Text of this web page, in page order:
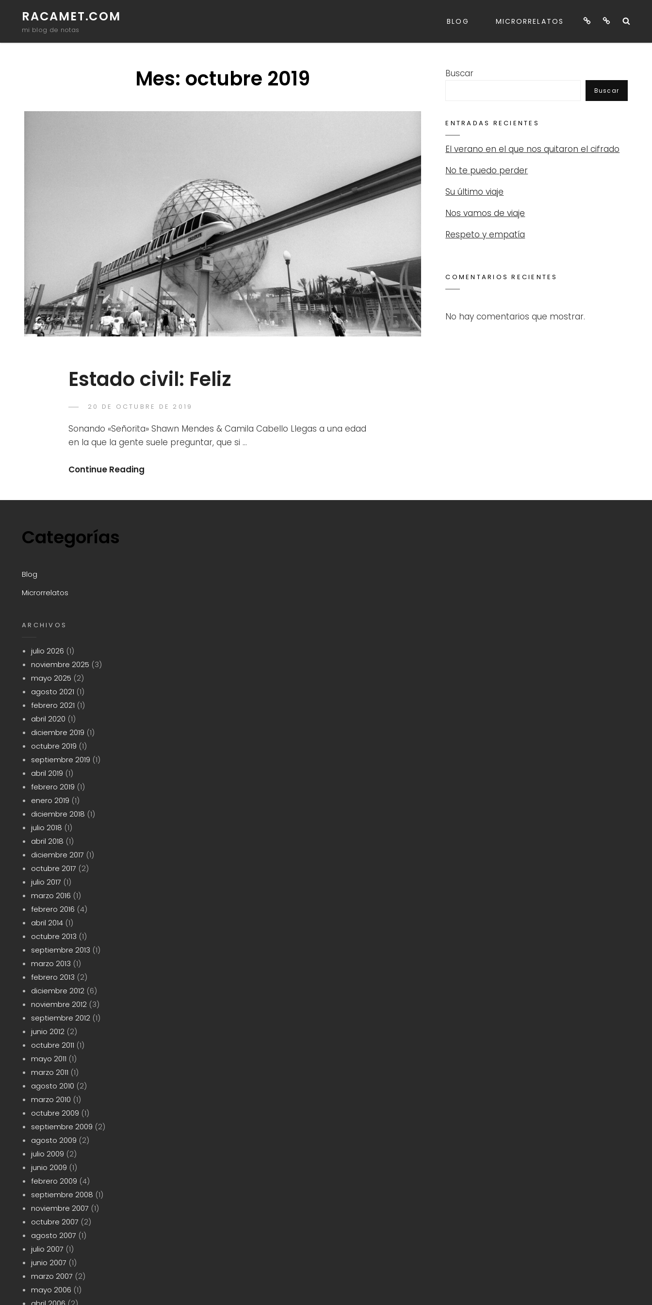
RACAMET.COM
mi blog de notas
BLOG MICRORRELATOS Blog Microrrelatos
Mes: octubre 2019
Estado civil: Feliz
POSTED
20 DE OCTUBRE DE 2019
Sonando «Señorita» Shawn Mendes & Camila Cabello Llegas a una edad
en la que la gente suele preguntar, que si …
Continue Reading
Buscar
Buscar
ENTRADAS RECIENTES
El verano en el que nos quitaron el cifrado
No te puedo perder
Su último viaje
Nos vamos de viaje
Respeto y empatía
COMENTARIOS RECIENTES
No hay comentarios que mostrar.
Categorías
Blog
Microrrelatos
ARCHIVOS
julio 2026 (1)
noviembre 2025 (3)
mayo 2025 (2)
agosto 2021 (1)
febrero 2021 (1)
abril 2020 (1)
diciembre 2019 (1)
octubre 2019 (1)
septiembre 2019 (1)
abril 2019 (1)
febrero 2019 (1)
enero 2019 (1)
diciembre 2018 (1)
julio 2018 (1)
abril 2018 (1)
diciembre 2017 (1)
octubre 2017 (2)
julio 2017 (1)
marzo 2016 (1)
febrero 2016 (4)
abril 2014(1)
octubre 2013 (1)
septiembre 2013 (1)
marzo 2013 (1)
febrero 2013 (2)
diciembre 2012(6)
noviembre 2012(3)
septiembre 2012(1)
junio 2012(2)
octubre 2011 (1)
mayo 2011 (1)
marzo 2011 (1)
agosto 2010 (2)
marzo 2010 (1)
octubre 2009 (1)
septiembre 2009 (2)
agosto 2009 (2)
julio 2009 (2)
junio 2009 (1)
febrero 2009 (4)
septiembre 2008 (1)
noviembre 2007 (1)
octubre 2007 (2)
agosto 2007 (1)
julio 2007 (1)
junio 2007 (1)
marzo 2007 (2)
mayo 2006 (1)